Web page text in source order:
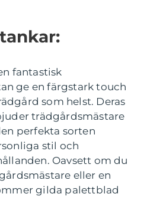
fantastisk
ge en färgstark touch
som helst. Deras
trädgårdsmästare
perfekta sorten
stil och
Oavsett om du
eller en
gilda palettblad